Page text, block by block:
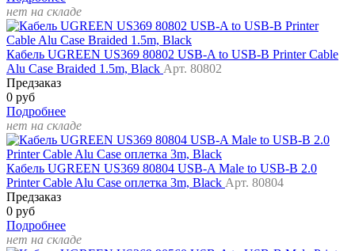
нет на складе
Кабель UGREEN US369 80802 USB-A to USB-B Printer Cable
Alu Case Braided 1.5m, Black Арт. 80802
Предзаказ
0 руб
Подробнее
нет на складе
Кабель UGREEN US369 80804 USB-A Male to USB-B 2.0
Printer Cable Alu Case оплетка 3m, Black Арт. 80804
Предзаказ
0 руб
Подробнее
нет на складе